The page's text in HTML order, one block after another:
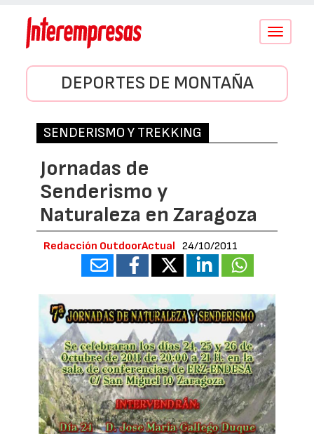
Conmutar
DEPORTES DE MONTAÑA
SENDERISMO Y TREKKING
Jornadas de
Senderismo y
Naturaleza en Zaragoza
Redacción OutdoorActual 24/10/2011